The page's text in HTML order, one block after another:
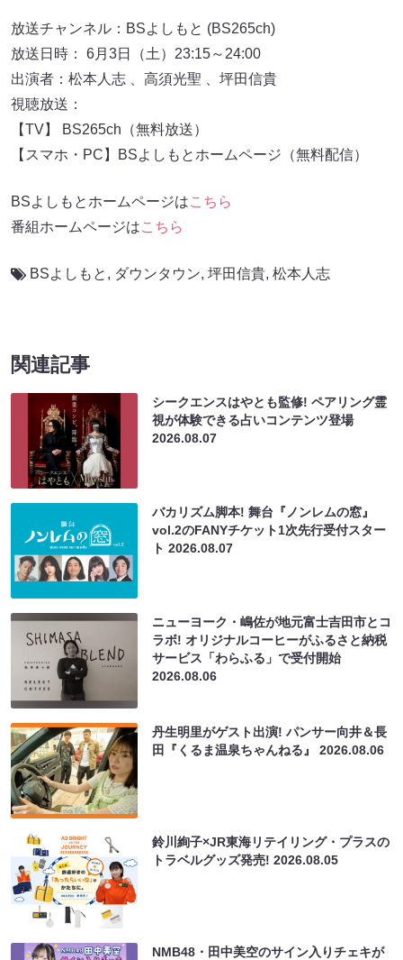
放送チャンネル：BSよしもと (BS265ch)
放送日時： 6月3日（土）23:15～24:00
出演者：松本人志 、高須光聖 、坪田信貴
視聴放送：
【TV】 BS265ch（無料放送）
【スマホ・PC】BSよしもとホームページ（無料配信）
BSよしもとホームページはこちら
番組ホームページはこちら
BSよしもと , ダウンタウン, 坪田信貴, 松本人志
関連記事
シークエンスはやとも監修! ペアリング霊
視が体験できる占いコンテンツ登場
2026.08.07
バカリズム脚本! 舞台『ノンレムの窓』
vol.2のFANYチケット1次先行受付スター
ト2026.08.07
ニューヨーク・嶋佐が地元富士吉田市とコ
ラボ! オリジナルコーヒーがふるさと納税
サービス「わらふる」で受付開始
2026.08.06
丹生明里がゲスト出演! パンサー向井＆長
田『くるま温泉ちゃんねる』2026.08.06
鈴川絢子×JR東海リテイリング・プラスの
トラベルグッズ発売!2026.08.05
NMB48・田中美空のサイン入りチェキが